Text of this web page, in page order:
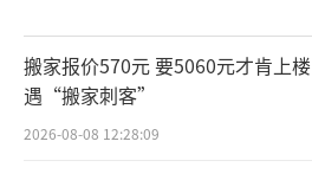
搬家报价570元 要5060元才肯上
遇“搬家刺客”
2026-08-08 12:28:09